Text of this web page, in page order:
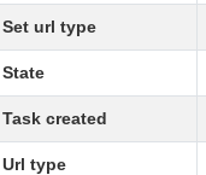
Set url type
State
Task created
Url type